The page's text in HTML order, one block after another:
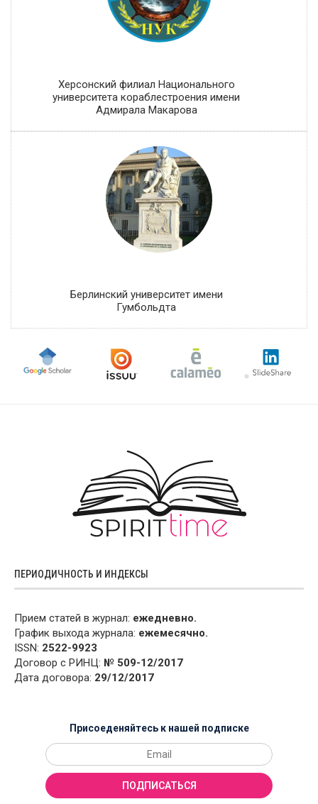
Херсонский филиал Национального
университета кораблестроения имени
Адмирала Макарова
Берлинский университет имени
Гумбольдта
ПЕРИОДИЧНОСТЬ И ИНДЕКСЫ
Прием статей в журнал: ежедневно.
График выхода журнала: ежемесячно.
ISSN: 2522-9923
Договор с РИНЦ: № 509-12/2017
Дата договора: 29/12/2017
Присоеденяйтесь к нашей подписке